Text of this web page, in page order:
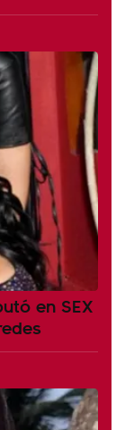
en SEX